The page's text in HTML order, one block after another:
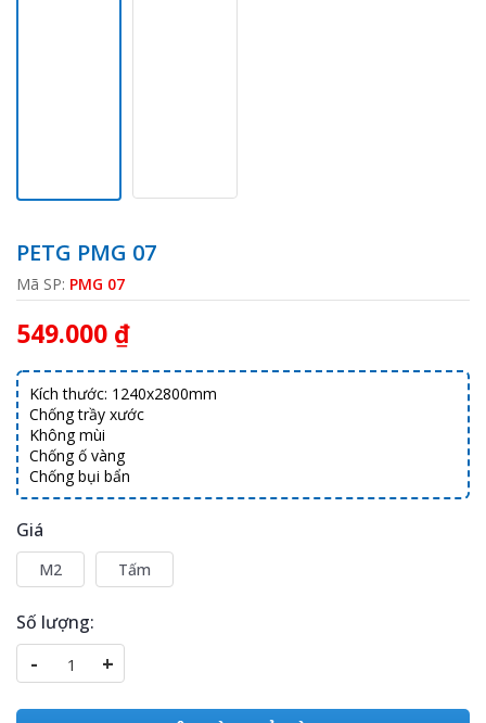
PETG PMG 07
Mã SP: PMG 07
549.000 ₫
Kích thước: 1240x2800mm
Chống trầy xước
Không mùi
Chống ố vàng
Chống bụi bẩn
Giá
M2 Tấm
Số lượng:
- +